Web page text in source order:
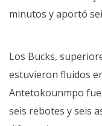
minutos y aportó
Los Bucks,
estuvieron fluidos
Antetokounmpo
seis rebotes y seis